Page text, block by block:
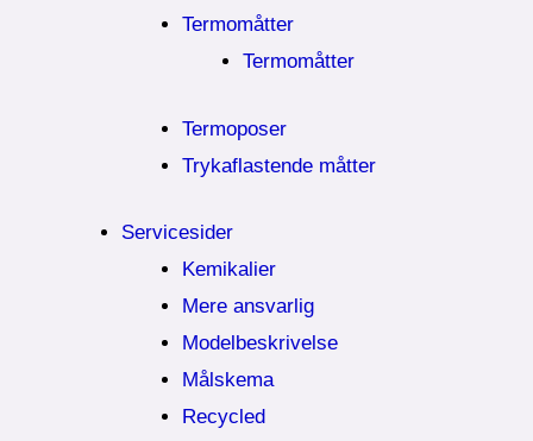
Termomåtter
Termomåtter
Termoposer
Trykaflastende måtter
Servicesider
Kemikalier​
Mere ansvarlig
Modelbeskrivelse
Målskema
Recycled